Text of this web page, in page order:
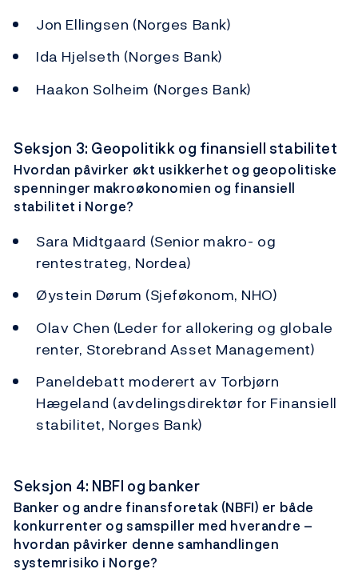
Jon Ellingsen (Norges Bank)
Ida Hjelseth (Norges Bank)
Haakon Solheim (Norges Bank)
Seksjon 3: Geopolitikk og finansiell stabilitet
Hvordan påvirker økt usikkerhet og geopolitiske
spenninger makroøkonomien og finansiell
stabilitet i Norge?
Sara Midtgaard (Senior makro- og
rentestrateg, Nordea)
Øystein Dørum (Sjeføkonom, NHO)
Olav Chen (Leder for allokering og globale
renter, Storebrand Asset Management)
Paneldebatt moderert av Torbjørn
Hægeland (avdelingsdirektør for Finansiell
stabilitet, Norges Bank)
Seksjon 4: NBFI og banker
Banker og andre finansforetak (NBFI) er både
konkurrenter og samspiller med hverandre –
hvordan påvirker denne samhandlingen
systemrisiko i Norge?